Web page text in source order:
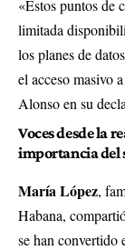
«Estos puntos de
limitada
los planes de
el acceso masivo
Alonso en su
Voces desde la
importancia del
María López,
Habana,
se han convertido